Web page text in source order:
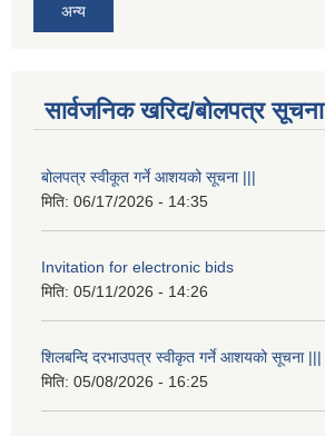
अन्य
सार्वजनिक खरिद/बोलपत्र सूचना
बोलपत्र स्वीकूत गर्ने आशयको सूचना |||
मिति: 06/17/2026 - 14:35
Invitation for electronic bids
मिति: 05/11/2026 - 14:26
शिलबन्दि दरभाउपत्र स्वीकृत गर्ने आशयको सूचना |||
मिति: 05/08/2026 - 16:25